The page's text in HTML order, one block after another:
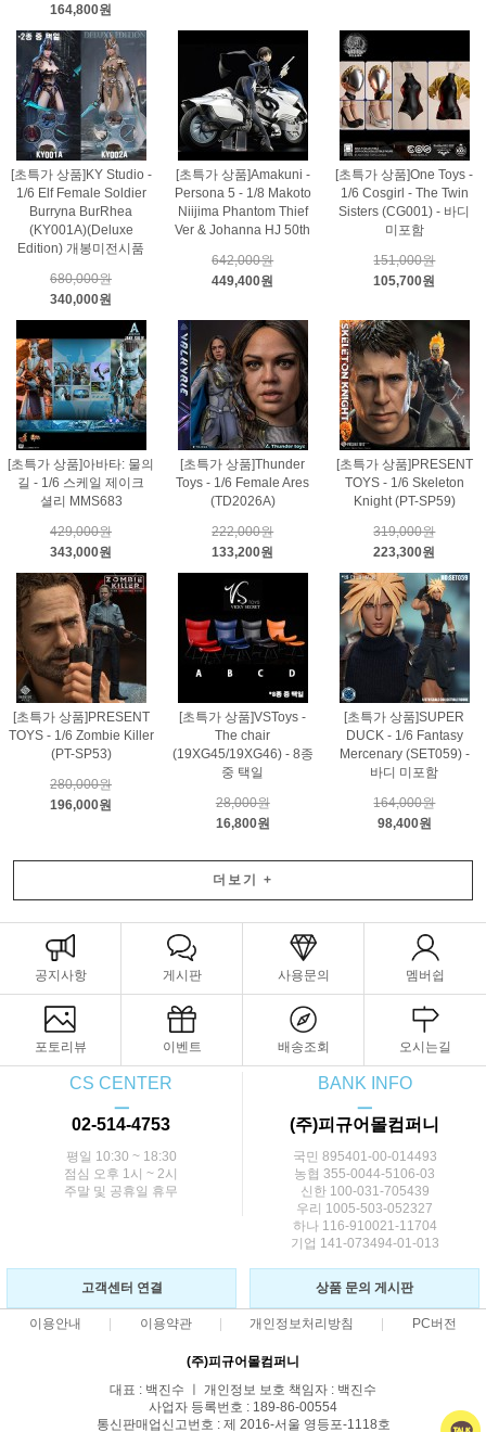
164,800원
[초특가 상품]KY Studio -
1/6 Elf Female Soldier
Burryna BurRhea
(KY001A)(Deluxe
Edition) 개봉미전시품
680,000원
340,000원
[초특가 상품]Amakuni -
Persona 5 - 1/8 Makoto
Niijima Phantom Thief
Ver & Johanna HJ 50th
642,000원
449,400원
[초특가 상품]One Toys -
1/6 Cosgirl - The Twin
Sisters (CG001) - 바디
미포함
151,000원
105,700원
[초특가 상품]아바타: 물의
길 - 1/6 스케일 제이크
셜리 MMS683
429,000원
343,000원
[초특가 상품]Thunder
Toys - 1/6 Female Ares
(TD2026A)
222,000원
133,200원
[초특가 상품]PRESENT
TOYS - 1/6 Skeleton
Knight (PT-SP59)
319,000원
223,300원
[초특가 상품]PRESENT
TOYS - 1/6 Zombie Killer
(PT-SP53)
280,000원
196,000원
[초특가 상품]VSToys -
The chair
(19XG45/19XG46) - 8종
중 택일
28,000원
16,800원
[초특가 상품]SUPER
DUCK - 1/6 Fantasy
Mercenary (SET059) -
바디 미포함
164,000원
98,400원
더보기 +
공지사항 게시판 사용문의 멤버쉽
포토리뷰 이벤트 배송조회 오시는길
CS CENTER
ㅡ
02-514-4753
평일 10:30 ~ 18:30
점심 오후 1시 ~ 2시
주말 및 공휴일 휴무
BANK INFO
ㅡ
(주)피규어몰컴퍼니
국민 895401-00-014493
농협 355-0044-5106-03
신한 100-031-705439
우리 1005-503-052327
하나 116-910021-11704
기업 141-073494-01-013
고객센터 연결 상품 문의 게시판
이용안내 이용약관 개인정보처리방침 PC버전
(주)피규어몰컴퍼니
대표 : 백진수 ㅣ 개인정보 보호 책임자 : 백진수
사업자 등록번호 : 189-86-00554
통신판매업신고번호 : 제 2016-서울 영등포-1118호